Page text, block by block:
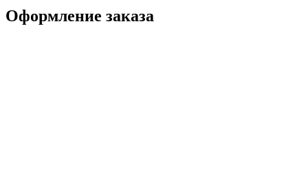
Оформление заказа